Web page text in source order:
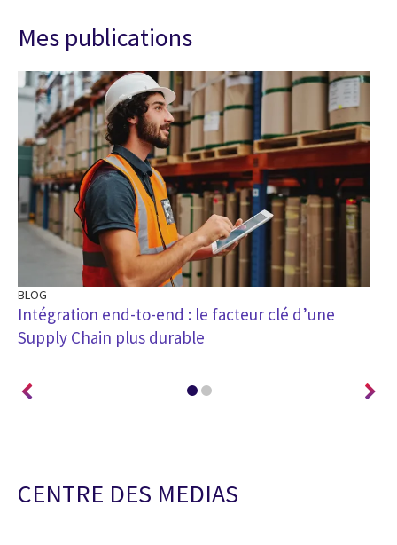
Mes publications
BLOG
Intégration end-to-end : le facteur clé d’une
Supply Chain plus durable
CENTRE DES MEDIAS